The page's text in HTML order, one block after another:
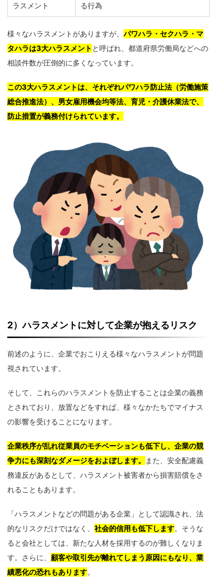
ラスメント る行為
様々なハラスメントがありますが、パワハラ・セクハラ・マ
タハラは3大ハラスメント と呼ばれ、都道府県労働局などへの
相談件数が圧倒的に多くなっています。
この3大ハラスメントは、それぞれパワハラ防止法（労働施策
総合推進法）、男女雇用機会均等法、育児・介護休業法で、
防止措置が義務付けられています。
2）ハラスメントに対して企業が抱えるリスク
前述のように、企業でおこりえる様々なハラスメントが問題
視されています。
そして、これらのハラスメントを防止することは企業の義務
とされており、放置などをすれば、様々なかたちでマイナス
の影響を受けることになります。
企業秩序が乱れ従業員のモチベーションも低下し、企業の競
争力にも深刻なダメージをおよぼします。
また、安全配慮義
務違反があるとして、ハラスメント被害者から損害賠償をさ
れることもあります。
「ハラスメントなどの問題がある企業」として認識され、法
的なリスクだけではなく、 社会的信用も低下します。そうな
ると会社としては、新たな人材を採用するのが難しくなりま
す。さらに、 顧客や取引先が離れてしまう原因にもなり、業
績悪化の恐れもあります。